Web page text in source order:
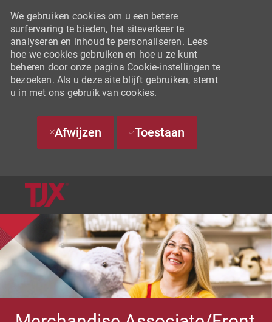
We gebruiken cookies om u een betere
surfervaring te bieden, het siteverkeer te
analyseren en inhoud te personaliseren. Lees
hoe we cookies gebruiken en hoe u ze kunt
beheren door onze pagina Cookie-instellingen te
bezoeken. Als u deze site blijft gebruiken, stemt
u in met ons gebruik van cookies.
Afwijzen Toestaan